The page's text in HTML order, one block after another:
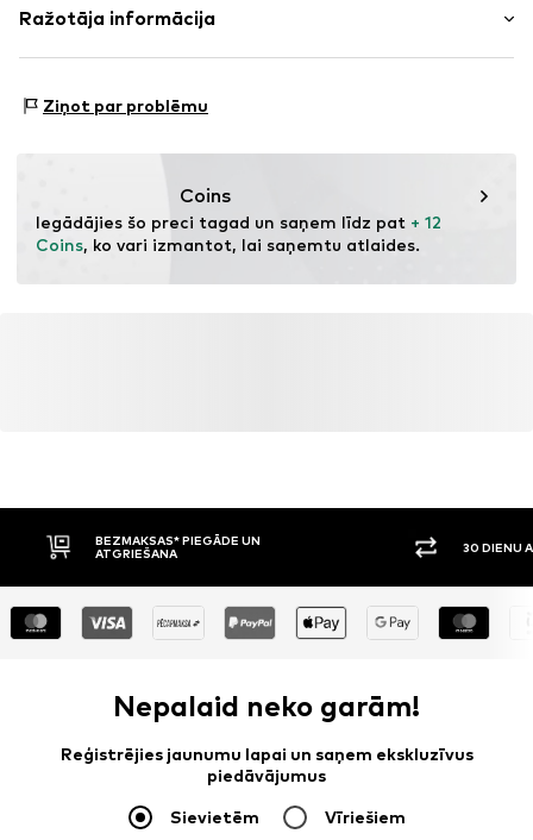
Materiāls: 95% Kokvilna, 5% Elastāns
Ražotāja informācija
22457 Hamburg
Ziņot par problēmu
Coins
Iegādājies šo preci tagad un saņem līdz pat + 12
Coins, ko vari izmantot, lai saņemtu atlaides.
BEZMAKSAS* PIEGĀDE UN
ATGRIEŠANA
30 DIENU
Nepalaid neko garām!
Reģistrējies jaunumu lapai un saņem ekskluzīvus
piedāvājumus
Sievietēm Vīriešiem